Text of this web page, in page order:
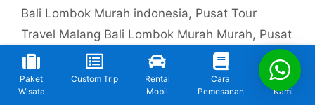
Bali Lombok Murah indonesia, Pusat Tour
Travel Malang Bali Lombok Murah Murah, Pusat
Tour Travel Malang Bali Lombok Murah
profesional,Pusat Tour Travel Malang Bali
Lombok Murah terbaik,Pusat Tour Travel
Paket
Wisata
Custom Trip
Rental
Mobil
Cara
Pemesanan
Kontak
Kami